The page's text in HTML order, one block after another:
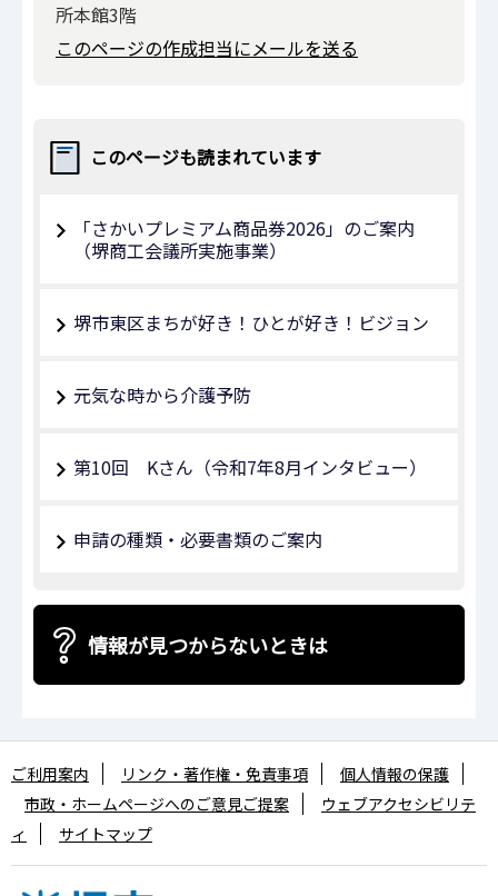
所本館3階
このページの作成担当にメールを送る
このページも読まれています
「さかいプレミアム商品券2026」のご案内
（堺商工会議所実施事業）
堺市東区まちが好き！ひとが好き！ビジョン
元気な時から介護予防
第10回 Kさん（令和7年8月インタビュー）
申請の種類・必要書類のご案内
情報が見つからないときは
ご利用案内 リンク・著作権・免責事項
個人情報の保護
市政・ホームページへのご意見ご提案
ウェブアクセシビリテ
ィ
サイトマップ